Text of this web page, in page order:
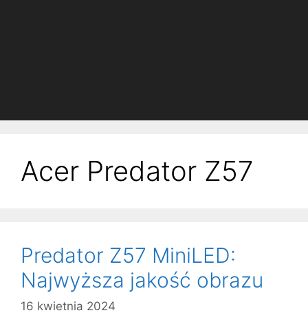
Acer Predator Z57
Predator Z57 MiniLED:
Najwyższa jakość obrazu
16 kwietnia 2024